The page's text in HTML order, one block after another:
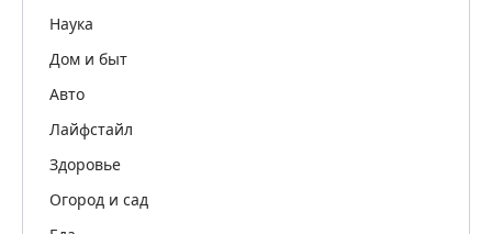
Наука
Дом и быт
Авто
Лайфстайл
Здоровье
Огород и сад